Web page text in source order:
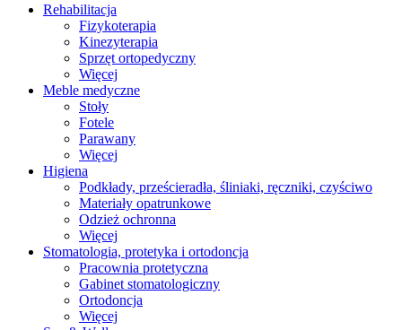
Rehabilitacja
Fizykoterapia
Kinezyterapia
Sprzęt ortopedyczny
Więcej
Meble medyczne
Stoły
Fotele
Parawany
Więcej
Higiena
Podkłady, prześcieradła, śliniaki, ręczniki, czyściwo
Materiały opatrunkowe
Odzież ochronna
Więcej
Stomatologia, protetyka i ortodoncja
Pracownia protetyczna
Gabinet stomatologiczny
Ortodoncja
Więcej